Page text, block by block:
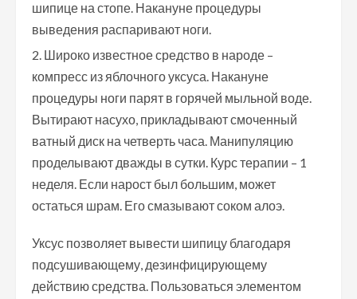
шипице на стопе. Накануне процедуры
выведения распаривают ноги.
Широко известное средство в народе –
компресс из яблочного уксуса. Накануне
процедуры ноги парят в горячей мыльной воде.
Вытирают насухо, прикладывают смоченный
ватный диск на четверть часа. Манипуляцию
проделывают дважды в сутки. Курс терапии – 1
неделя. Если нарост был большим, может
остаться шрам. Его смазывают соком алоэ.
Уксус позволяет вывести шипицу благодаря
подсушивающему, дезинфицирующему
действию средства. Пользоваться элементом